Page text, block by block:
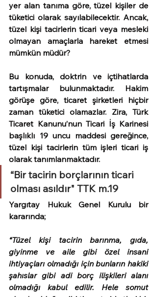
yer alan tanıma göre, tüzel kişiler de
tüketici olarak sayılabilecektir. Ancak,
tüzel kişi tacirlerin ticari veya mesleki
olmayan amaçlarla hareket etmesi
mümkün müdür?
Bu konuda, doktrin ve içtihatlarda
tartışmalar bulunmaktadır. Hakim
görüşe göre, ticaret şirketleri hiçbir
zaman tüketici olamazlar. Zira, Türk
Ticaret Kanunu’nun Ticari İş Karinesi
başlıklı 19 uncu maddesi gereğince,
tüzel kişi tacirlerin tüm işleri ticari iş
olarak tanımlanmaktadır.
“Bir tacirin borçlarının ticari
olması asıldır" TTK m.19
Yargıtay Hukuk Genel Kurulu bir
kararında;
“Tüzel kişi tacirin barınma, gıda,
giyinme ve aile gibi özel insani
ihtiyaçları olmadığı için bunların hakiki
şahıslar gibi adi borç ilişkileri alanı
olmadığı kabul edilir. Hele somut